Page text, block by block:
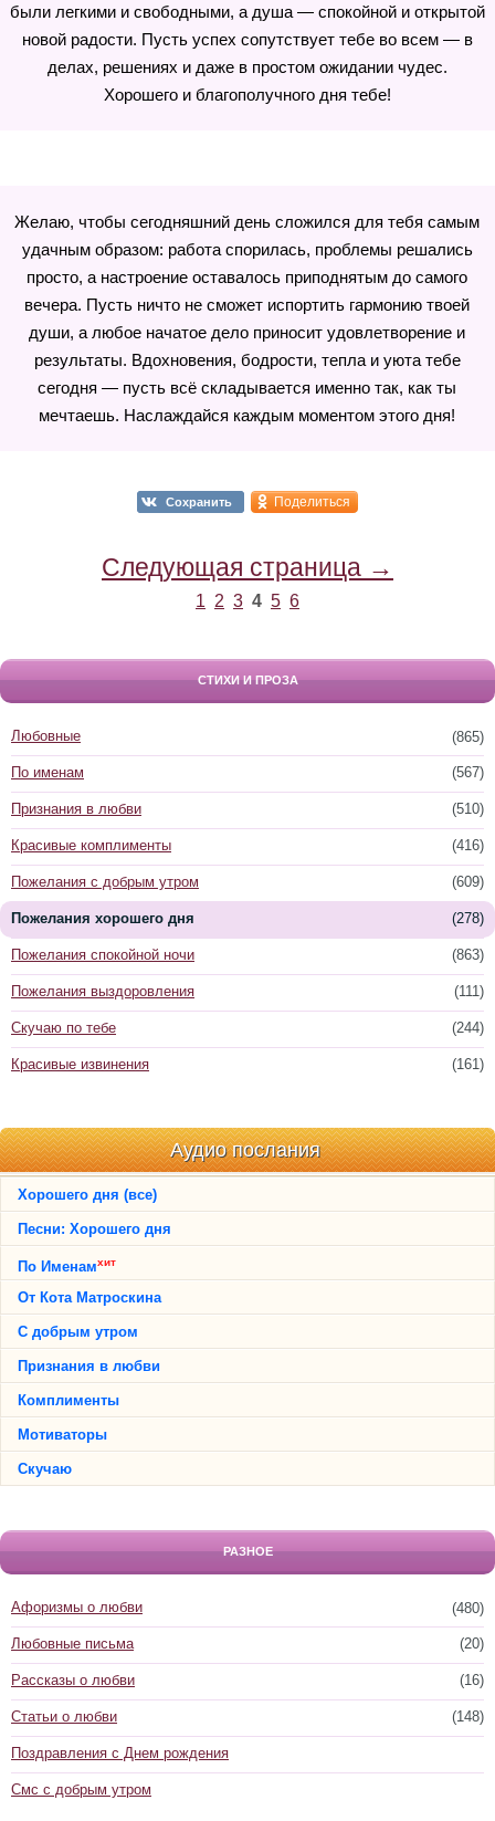
были легкими и свободными, а душа — спокойной и открытой
новой радости. Пусть успех сопутствует тебе во всем — в
делах, решениях и даже в простом ожидании чудес.
Хорошего и благополучного дня тебе!
Желаю, чтобы сегодняшний день сложился для тебя самым
удачным образом: работа спорилась, проблемы решались
просто, а настроение оставалось приподнятым до самого
вечера. Пусть ничто не сможет испортить гармонию твоей
души, а любое начатое дело приносит удовлетворение и
результаты. Вдохновения, бодрости, тепла и уюта тебе
сегодня — пусть всё складывается именно так, как ты
мечтаешь. Наслаждайся каждым моментом этого дня!
Сохранить Поделиться
Следующая страница →
1 2 3 4 5 6
СТИХИ И ПРОЗА
(865)
Любовные
(567)
По именам
(510)
Признания в любви
(416)
Красивые комплименты
(609)
Пожелания с добрым утром
(278)
Пожелания хорошего дня
(863)
Пожелания спокойной ночи
(111)
Пожелания выздоровления
(244)
Скучаю по тебе
(161)
Красивые извинения
Аудио послания
Хорошего дня (все)
Песни: Хорошего дня
По Именамхит
От Кота Матроскина
С добрым утром
Признания в любви
Комплименты
Мотиваторы
Скучаю
РАЗНОЕ
(480)
Афоризмы о любви
(20)
Любовные письма
(16)
Рассказы о любви
(148)
Статьи о любви
Поздравления с Днем рождения
Смс с добрым утром